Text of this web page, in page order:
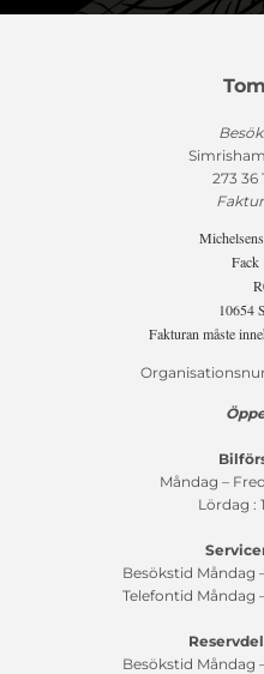
273 36
Fack
10654
Fakturan måste
Måndag –
Lördag :
Besökstid Måndag
Telefontid Måndag
Besökstid Måndag